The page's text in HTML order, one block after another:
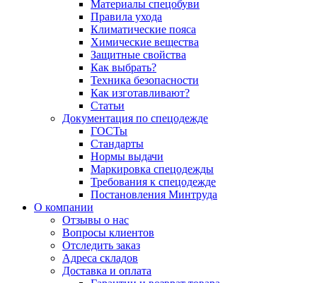
Материалы спецобуви
Правила ухода
Климатические пояса
Химические вещества
Защитные свойства
Как выбрать?
Техника безопасности
Как изготавливают?
Статьи
Документация по спецодежде
ГОСТы
Cтандарты
Нормы выдачи
Маркировка спецодежды
Требования к спецодежде
Постановления Минтруда
О компании
Отзывы о нас
Вопросы клиентов
Отследить заказ
Адреса складов
Доставка и оплата